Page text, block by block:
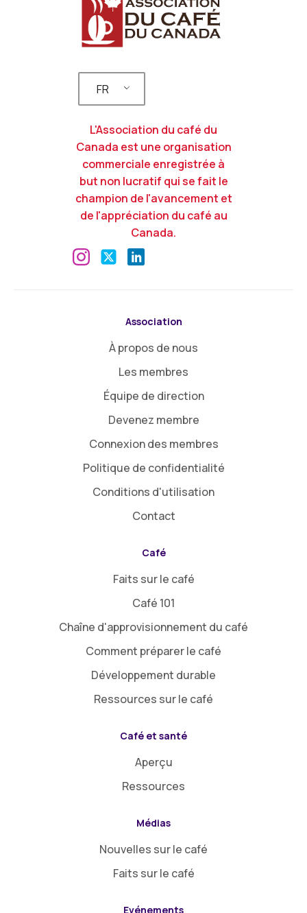
FR
L'Association du café du
Canada est une organisation
commerciale enregistrée à
but non lucratif qui se fait le
champion de l'avancement et
de l'appréciation du café au
Canada.
Association
À propos de nous
Les membres
Équipe de direction
Devenez membre
Connexion des membres
Politique de confidentialité
Conditions d'utilisation
Contact
Café
Faits sur le café
Café 101
Chaîne d'approvisionnement du café
Comment préparer le café
Développement durable
Ressources sur le café
Café et santé
Aperçu
Ressources
Médias
Nouvelles sur le café
Faits sur le café
Evénements